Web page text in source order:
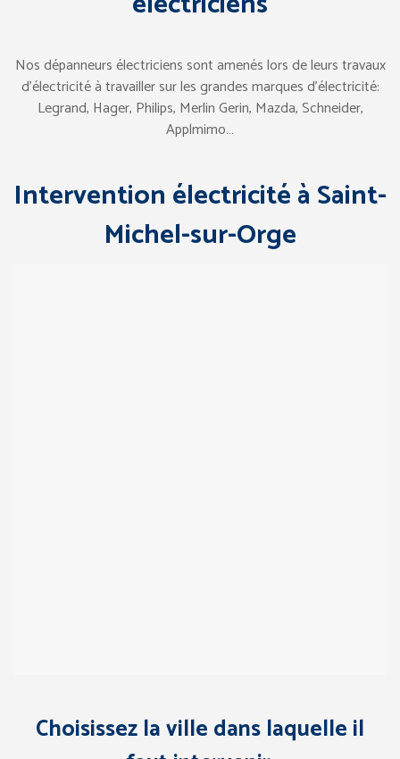
Nos dépanneurs électriciens sont amenés lors de leurs travaux
d’électricité à travailler sur les grandes marques d’électricité:
Legrand, Hager, Philips, Merlin Gerin, Mazda, Schneider,
Applmimo…
Intervention électricité à Saint-
Michel-sur-Orge
Choisissez la ville dans laquelle il